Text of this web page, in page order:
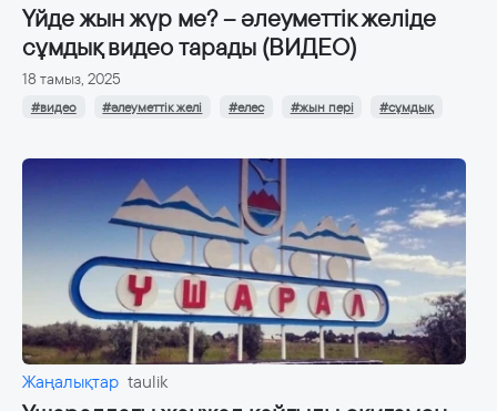
Үйде жын жүр ме? – әлеуметтік желіде
сұмдық видео тарады (ВИДЕО)
18 тамыз, 2025
#видео #әлеуметтік желі #елес #жын пері #сұмдық
Жаңалықтар taulik